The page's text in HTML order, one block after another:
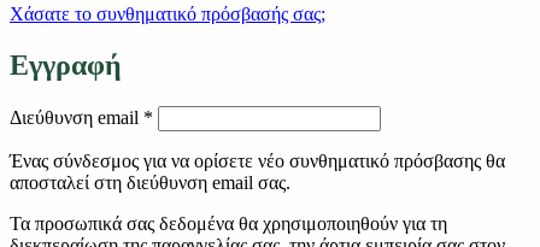
Χάσατε το συνθηματικό πρόσβασής σας;
Εγγραφή
Διεύθυνση email *
Ένας σύνδεσμος για να ορίσετε νέο συνθηματικό πρόσβασης θα
αποσταλεί στη διεύθυνση email σας.
Τα προσωπικά σας δεδομένα θα χρησιμοποιηθούν για τη